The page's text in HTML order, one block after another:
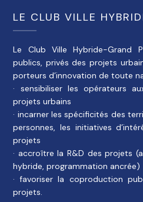
LE CLUB VILLE
Le Club Ville Hybride-Grand
publics, privés des projets
porteurs d’innovation de toute
· sensibiliser les opérateurs
projets urbains
· incarner les spécificités des
personnes, les initiatives
projets
· accroître la R&D des projets
hybride, programmation ancrée)
· favoriser la coproduction
projets.